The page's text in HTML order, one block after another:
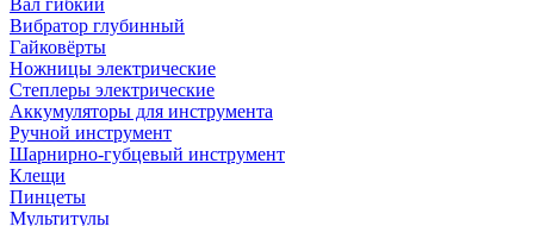
Вал гибкий
Вибратор глубинный
Гайковёрты
Ножницы электрические
Степлеры электрические
Аккумуляторы для инструмента
Ручной инструмент
Шарнирно-губцевый инструмент
Клещи
Пинцеты
Мультитулы